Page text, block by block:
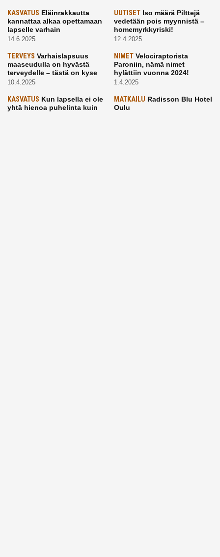
KASVATUS Eläinrakkautta
kannattaa alkaa opettamaan
lapselle varhain
14.6.2025
UUTISETIso määrä Pilttejä
vedetään pois myynnistä –
homemyrkkyriski!
12.4.2025
TERVEYS Varhaislapsuus
maaseudulla on hyvästä
terveydelle – tästä on kyse
10.4.2025
NIMETVelociraptorista
Paroniin, nämä nimet
hylättiin vuonna 2024!
1.4.2025
KASVATUS Kun lapsella ei ole
yhtä hienoa puhelinta kuin
MATKAILU Radisson Blu Hotel
Oulu